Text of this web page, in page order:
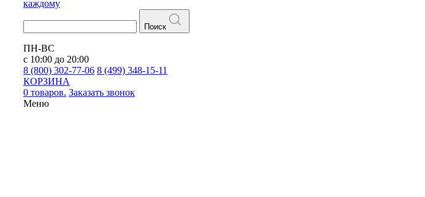
каждому
Поиск
ПН-ВС
с 10:00 до 20:00
8 (800) 302-77-06 8 (499) 348-15-11
КОРЗИНА
0 товаров. Заказать звонок
Меню